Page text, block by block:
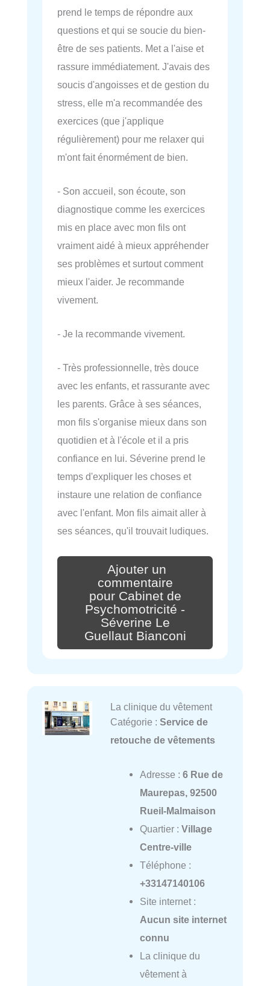
prend le temps de répondre aux
questions et qui se soucie du bien-
être de ses patients. Met a l'aise et
rassure immédiatement. J'avais des
soucis d'angoisses et de gestion du
stress, elle m'a recommandée des
exercices (que j'applique
régulièrement) pour me relaxer qui
m'ont fait énormément de bien.
- Son accueil, son écoute, son
diagnostique comme les exercices
mis en place avec mon fils ont
vraiment aidé à mieux appréhender
ses problèmes et surtout comment
mieux l'aider. Je recommande
vivement.
- Je la recommande vivement.
- Très professionnelle, très douce
avec les enfants, et rassurante avec
les parents. Grâce à ses séances,
mon fils s'organise mieux dans son
quotidien et à l'école et il a pris
confiance en lui. Séverine prend le
temps d'expliquer les choses et
instaure une relation de confiance
avec l'enfant. Mon fils aimait aller à
ses séances, qu'il trouvait ludiques.
Ajouter un
commentaire
pour Cabinet de
Psychomotricité -
Séverine Le
Guellaut Bianconi
La clinique du vêtement
Catégorie : Service de
retouche de vêtements
Adresse : 6 Rue de
Maurepas, 92500
Rueil-Malmaison
Quartier : Village
Centre-ville
Téléphone :
+33147140106
Site internet :
Aucun site internet
connu
La clinique du
vêtement à